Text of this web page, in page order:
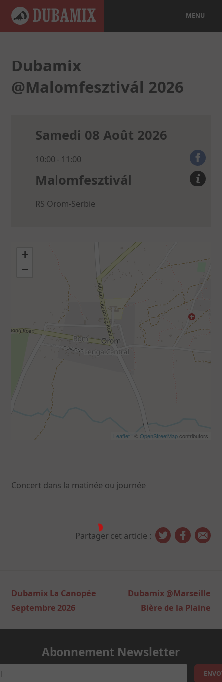
MENU
Dubamix
@Malomfesztivál 2026
Samedi 08 Août 2026
10:00 - 11:00
Malomfesztivál
RS Orom-Serbie
+
−
Leaflet | ©OpenStreetMapcontributors
Concert dans la matinée ou journée
Partager cet article :
de
l’article
Dubamix La Canopée
Septembre 2026
Dubamix @Marseille
Bière de la Plaine
Abonnement Newsletter